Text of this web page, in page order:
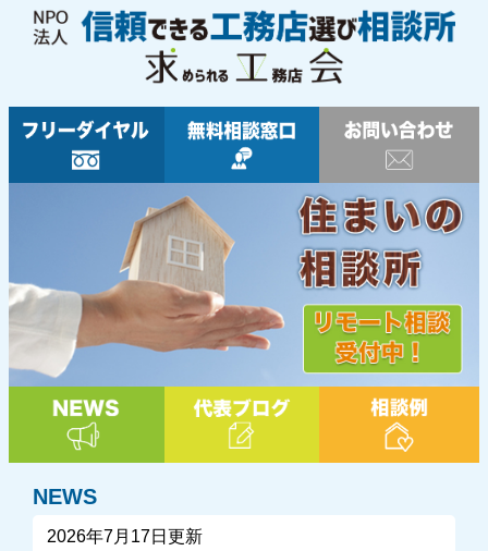
NEWS
2026年7月17日更新